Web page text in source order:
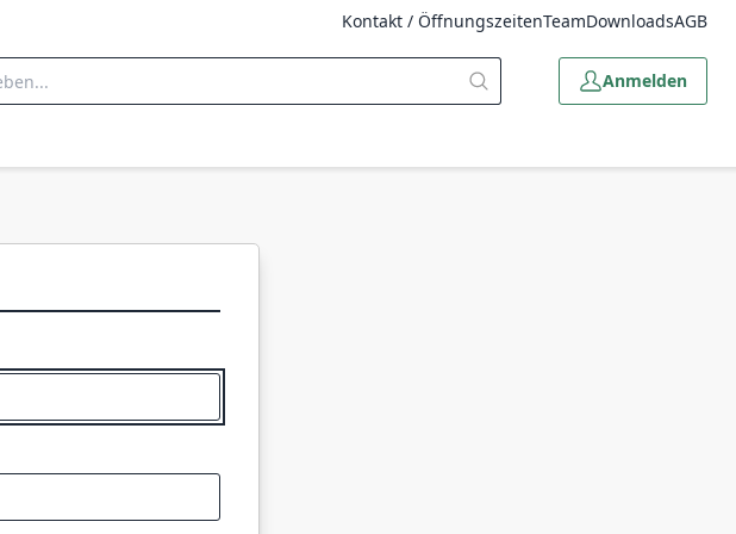
Kontakt / ÖffnungszeitenTeamDownloadsAGB
Anmelden